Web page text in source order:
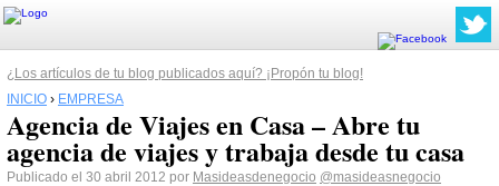
¿Los artículos de tu blog publicados aquí? ¡Propón tu blog!
INICIO › EMPRESA
Agencia de Viajes en Casa – Abre tu
agencia de viajes y trabaja desde tu casa
Publicado el 30 abril 2012 por Masideasdenegocio @masideasnegocio